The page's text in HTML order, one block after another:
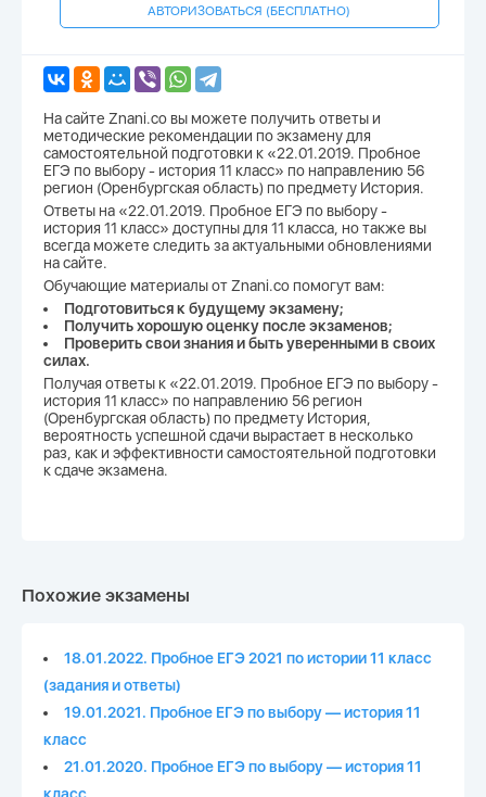
АВТОРИЗОВАТЬСЯ (БЕСПЛАТНО)
На сайте Znani.co вы можете получить ответы и
методические рекомендации по экзамену для
самостоятельной подготовки к «22.01.2019. Пробное
ЕГЭ по выбору - история 11 класс» по направлению 56
регион (Оренбургская область) по предмету История.
Ответы на «22.01.2019. Пробное ЕГЭ по выбору -
история 11 класс» доступны для 11 класса, но также вы
всегда можете следить за актуальными обновлениями
на сайте.
Обучающие материалы от Znani.co помогут вам:
Подготовиться к будущему экзамену;
Получить хорошую оценку после экзаменов;
Проверить свои знания и быть уверенными в своих
силах.
Получая ответы к «22.01.2019. Пробное ЕГЭ по выбору -
история 11 класс» по направлению 56 регион
(Оренбургская область) по предмету История,
вероятность успешной сдачи вырастает в несколько
раз, как и эффективности самостоятельной подготовки
к сдаче экзамена.
Похожие экзамены
18.01.2022. Пробное ЕГЭ 2021 по истории 11 класс
(задания и ответы)
19.01.2021. Пробное ЕГЭ по выбору — история 11
класс
21.01.2020. Пробное ЕГЭ по выбору — история 11